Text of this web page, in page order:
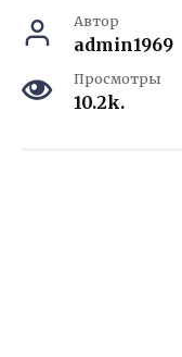
Автор
admin1969
Просмотры
10.2k.